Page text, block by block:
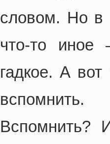
словом. Но в
что-то иное
гадкое. А
вспомнить.
Вспомнить?